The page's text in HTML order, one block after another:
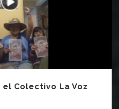
Colectivo La Voz